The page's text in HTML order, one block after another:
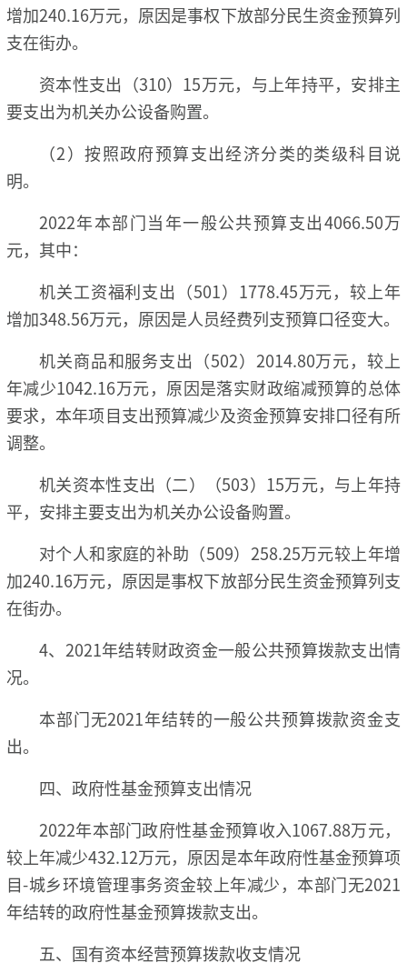
增加240.16万元，原因是事权下放部分民生资金预算列
支在街办。
资本性支出（310）15万元，与上年持平，安排主
要支出为机关办公设备购置。
（2）按照政府预算支出经济分类的类级科目说
明。
2022年本部门当年一般公共预算支出4066.50万
元，其中：
机关工资福利支出（501）1778.45万元，较上年
增加348.56万元，原因是人员经费列支预算口径变大。
机关商品和服务支出（502）2014.80万元，较上
年减少1042.16万元，原因是落实财政缩减预算的总体
要求，本年项目支出预算减少及资金预算安排口径有所
调整。
机关资本性支出（二）（503）15万元，与上年持
平，安排主要支出为机关办公设备购置。
对个人和家庭的补助（509）258.25万元较上年增
加240.16万元，原因是事权下放部分民生资金预算列支
在街办。
4、2021年结转财政资金一般公共预算拨款支出情
况。
本部门无2021年结转的一般公共预算拨款资金支
出。
四、政府性基金预算支出情况
2022年本部门政府性基金预算收入1067.88万元，
较上年减少432.12万元，原因是本年政府性基金预算项
目-城乡环境管理事务资金较上年减少，本部门无2021
年结转的政府性基金预算拨款支出。
五、国有资本经营预算拨款收支情况